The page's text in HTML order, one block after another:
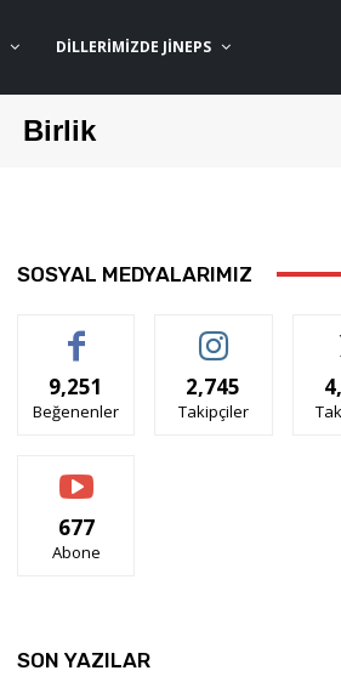
DILLERIMIZDE JİNEPS
Birlik
SOSYAL MEDYALARIMIZ
9,251
Beğenenler
2,745
Takipçiler
677
Abone
SON YAZILAR